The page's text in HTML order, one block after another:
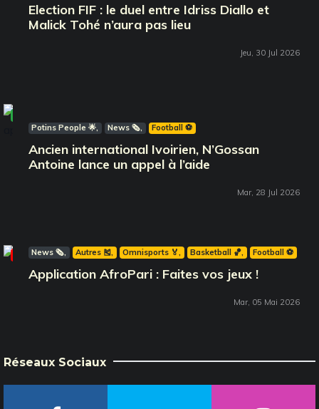
Election FIF : le duel entre Idriss Diallo et
Malick Tohé n’aura pas lieu
Jeu, 30 Jul 2026
Potins People 🌟 News 🗞️ Football ⚽️
Ancien international Ivoirien, N’Gossan
Antoine lance un appel à l’aide
Mar, 28 Jul 2026
Coup d'Cœur
News 🗞️ Autres 🎽 Omnisports 🏅 Basketball 🏀 Football ⚽️
Application AfroPari : Faites vos jeux !
Mar, 05 Mai 2026
Réseaux Sociaux